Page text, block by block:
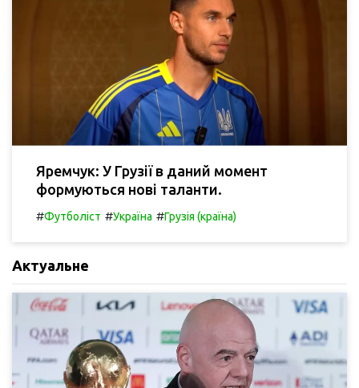
Яремчук: У Грузії в даний момент
формуються нові таланти.
#Футболіст #Україна #Грузія (країна)
Актуальне